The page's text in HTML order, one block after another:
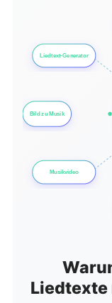
Bild zu Musik
Liedtext-Generator
Musikvideo